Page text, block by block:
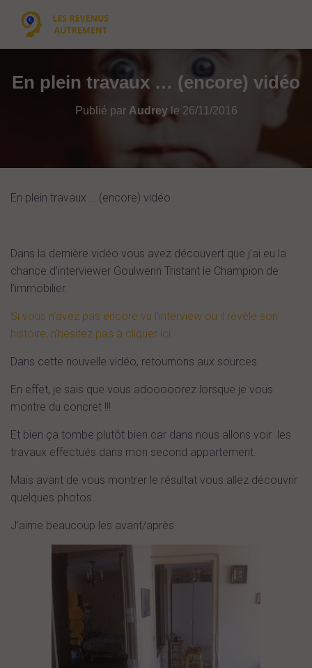
En plein travaux … (encore) vidéo
Publié par Audreyle 26/11/2016
En plein travaux … (encore) vidéo
Dans la dernière vidéo vous avez découvert que j’ai eu la
chance d’interviewer Goulwenn Tristant le Champion de
l’immobilier.
Si vous n’avez pas encore vu l’interview ou il révèle son
histoire, n’hésitez pas à cliquer ici
Dans cette nouvelle vidéo, retournons aux sources.
En effet, je sais que vous adooooorez lorsque je vous
montre du concret !!!
Et bien ça tombe plutôt bien car dans nous allons voir les
travaux effectués dans mon second appartement.
Mais avant de vous montrer le résultat vous allez découvrir
quelques photos.
J’aime beaucoup les avant/après